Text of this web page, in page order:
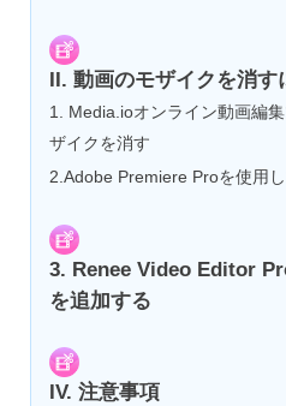
II. 動画のモザイクを消す
1. Media.ioオンライン動画編
ザイクを消す
2.Adobe Premiere Proを使用
3. Renee Video Editor
を追加する
IV. 注意事項